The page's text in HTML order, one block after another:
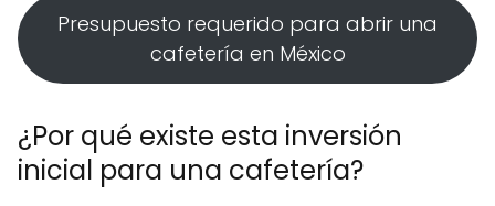
Presupuesto requerido para abrir una
cafetería en México
¿Por qué existe esta inversión
inicial para una cafetería?